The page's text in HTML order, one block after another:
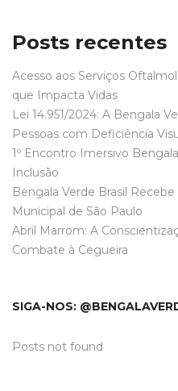
Posts recentes
Acesso aos Serviços
que Impacta Vidas
Lei 14.951/2024: A Bengala
Pessoas com Deficiência
1º Encontro Imersivo
Inclusão
Bengala Verde Brasil
Municipal de São Paulo
Abril Marrom: A
Combate à Cegueira
SIGA-NOS:
Posts not found